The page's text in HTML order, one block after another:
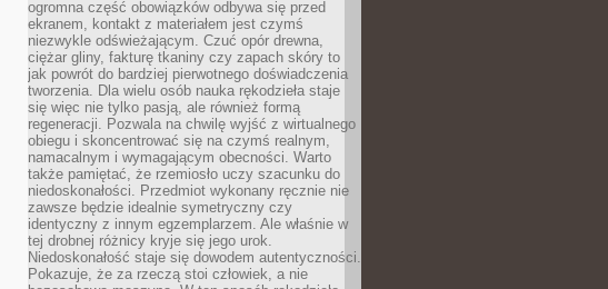
ogromna część obowiązków odbywa się przed
ekranem, kontakt z materiałem jest czymś
niezwykle odświeżającym. Czuć opór drewna,
ciężar gliny, fakturę tkaniny czy zapach skóry to
jak powrót do bardziej pierwotnego doświadczenia
tworzenia. Dla wielu osób nauka rękodzieła staje
się więc nie tylko pasją, ale również formą
regeneracji. Pozwala na chwilę wyjść z wirtualnego
obiegu i skoncentrować się na czymś realnym,
namacalnym i wymagającym obecności. Warto
także pamiętać, że rzemiosło uczy szacunku do
niedoskonałości. Przedmiot wykonany ręcznie nie
zawsze będzie idealnie symetryczny czy
identyczny z innym egzemplarzem. Ale właśnie w
tej drobnej różnicy kryje się jego urok.
Niedoskonałość staje się dowodem autentyczności.
Pokazuje, że za rzeczą stoi człowiek, a nie